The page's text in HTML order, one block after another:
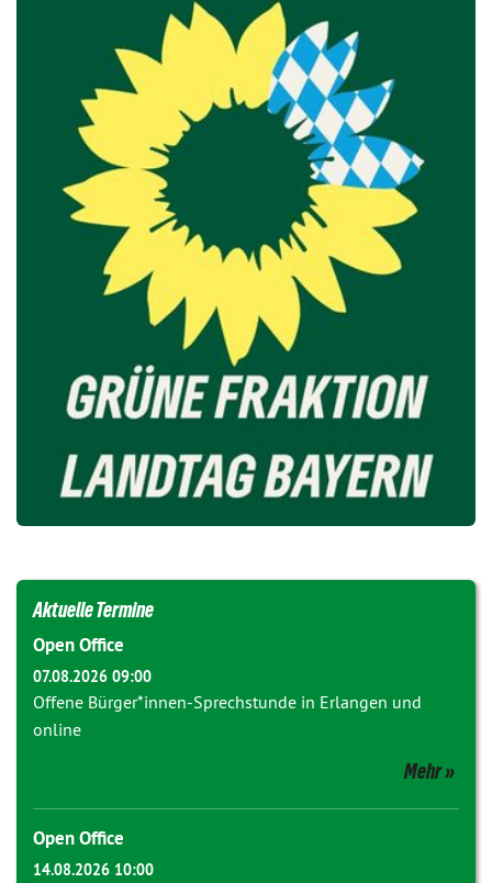
Aktuelle Termine
Open Office
07.08.2026 09:00
Offene Bürger*innen-Sprechstunde in Erlangen und
online
Mehr
Open Office
14.08.2026 10:00